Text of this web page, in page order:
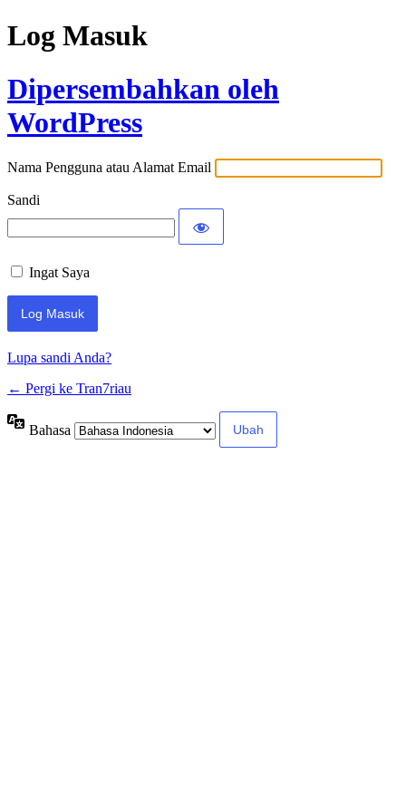
Log Masuk
Dipersembahkan oleh
WordPress
Nama Pengguna atau Alamat Email
Sandi
Ingat Saya
Lupa sandi Anda?
← Pergi ke Tran7riau
Bahasa